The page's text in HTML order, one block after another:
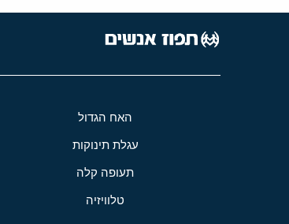
האח הגדול
עגלת תינוקות
תעופה קלה
טלוויזיה